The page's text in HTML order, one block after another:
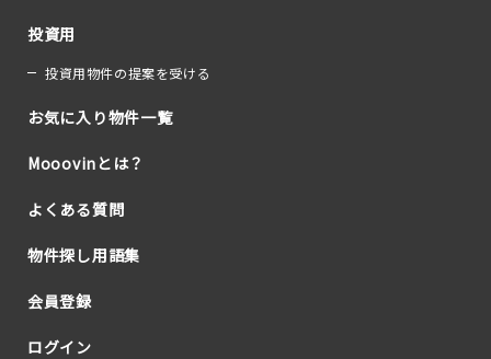
投資用
投資用物件の提案を受ける
お気に入り物件一覧
Mooovinとは？
よくある質問
物件探し用語集
会員登録
ログイン